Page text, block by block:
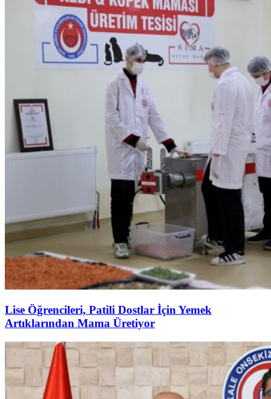
Lise Öğrencileri, Patili Dostlar İçin Yemek
Artıklarından Mama Üretiyor